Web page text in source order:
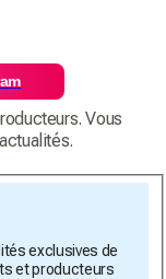
Vous
exclusives de
et producteurs